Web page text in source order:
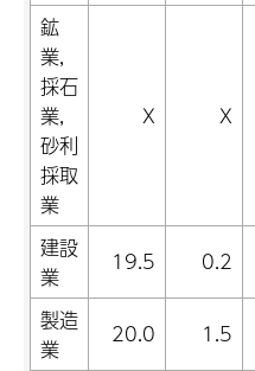
鉱
業,
採石
業,
砂利
採取
業
X X
建設
業
19.5 0.2
製造
業
20.0 1.5